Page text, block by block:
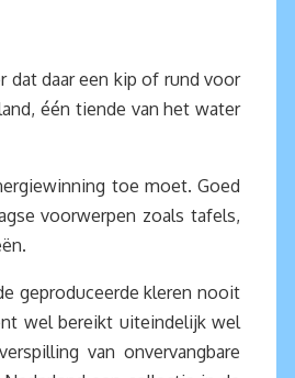
dat daar een kip of rund voor
één tiende van het water
toe moet. Goed
voorwerpen zoals tafels,
geproduceerde kleren nooit
wel bereikt uiteindelijk wel
van onvervangbare